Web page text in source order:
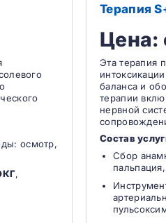
осмотр,
,
Терапия
Цена:
Эта терапия
баланса и
терапии
нервной
Состав
Сбор